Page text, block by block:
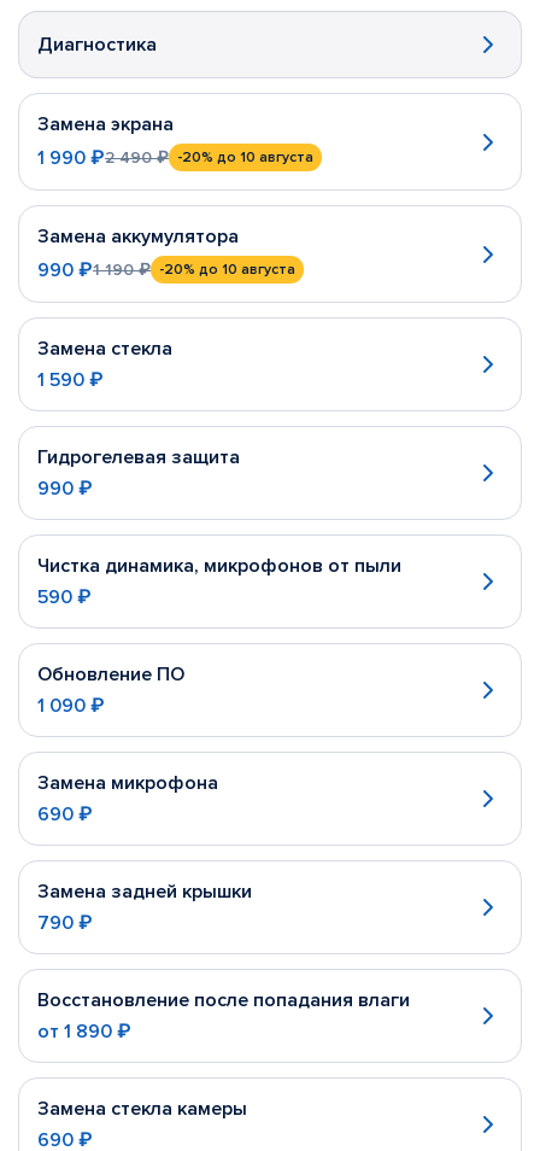
Диагностика
Замена экрана
1 990 ₽2 490 ₽ -20% до 10 августа
Замена аккумулятора
990 ₽1 190 ₽ -20% до 10 августа
Замена стекла
1 590 ₽
Гидрогелевая защита
990 ₽
Чистка динамика, микрофонов от пыли
590 ₽
Обновление ПО
1 090 ₽
Замена микрофона
690 ₽
Замена задней крышки
790 ₽
Восстановление после попадания влаги
от 1 890 ₽
Замена стекла камеры
690 ₽